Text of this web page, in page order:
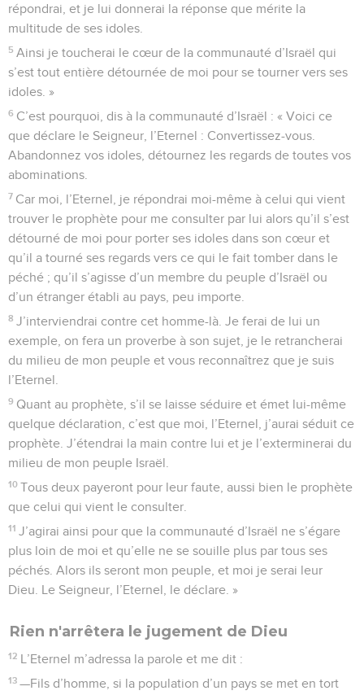
répondrai, et je lui donnerai la réponse que mérite la
multitude de ses idoles.
5 Ainsi je toucherai le cœur de la communauté d’Israël qui
s’est tout entière détournée de moi pour se tourner vers ses
idoles. »
6 C’est pourquoi, dis à la communauté d’Israël : « Voici ce
que déclare le Seigneur, l’Eternel : Convertissez-vous.
Abandonnez vos idoles, détournez les regards de toutes vos
abominations.
7 Car moi, l’Eternel, je répondrai moi-même à celui qui vient
trouver le prophète pour me consulter par lui alors qu’il s’est
détourné de moi pour porter ses idoles dans son cœur et
qu’il a tourné ses regards vers ce qui le fait tomber dans le
péché ; qu’il s’agisse d’un membre du peuple d’Israël ou
d’un étranger établi au pays, peu importe.
8 J’interviendrai contre cet homme-là. Je ferai de lui un
exemple, on fera un proverbe à son sujet, je le retrancherai
du milieu de mon peuple et vous reconnaîtrez que je suis
l’Eternel.
9 Quant au prophète, s’il se laisse séduire et émet lui-même
quelque déclaration, c’est que moi, l’Eternel, j’aurai séduit ce
prophète. J’étendrai la main contre lui et je l’exterminerai du
milieu de mon peuple Israël.
10 Tous deux payeront pour leur faute, aussi bien le prophète
que celui qui vient le consulter.
11 J’agirai ainsi pour que la communauté d’Israël ne s’égare
plus loin de moi et qu’elle ne se souille plus par tous ses
péchés. Alors ils seront mon peuple, et moi je serai leur
Dieu. Le Seigneur, l’Eternel, le déclare. »
Rien n'arrêtera le jugement de Dieu
12 L’Eternel m’adressa la parole et me dit :
13 —Fils d’homme, si la population d’un pays se met en tort